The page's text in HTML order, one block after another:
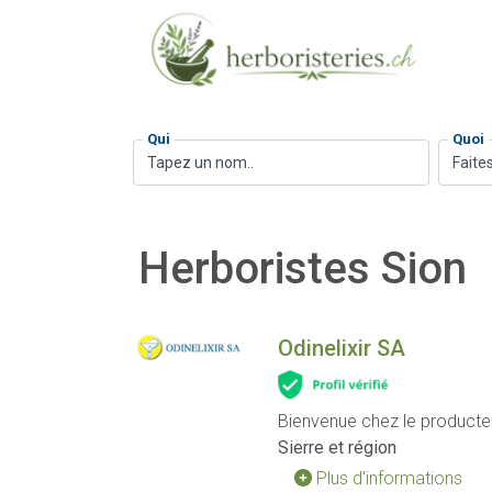
Qui Quoi
Herboristes Sion
Odinelixir SA
Bienvenue chez le
Sierre et région
Plus d'informations